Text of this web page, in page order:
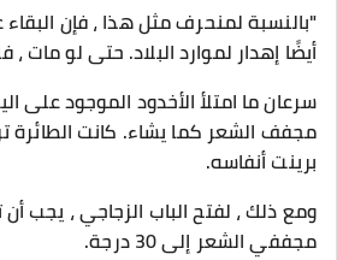
"بالنسبة لمنحرف مثل هذا ، فإن
أيضًا إهدار لموارد البلاد. حتى لو مات
سرعان ما امتلأ الأخدود الموجود على
مجفف الشعر كما يشاء. كانت الطائرة
برينت أنفاسه.
ومع ذلك ، لفتح الباب الزجاجي ، يجب
مجففي الشعر إلى 30 درجة.